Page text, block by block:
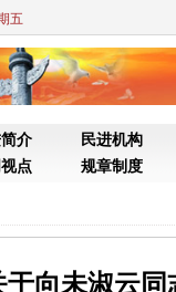
五
介
民进机构
点 规章制度
向未淑云